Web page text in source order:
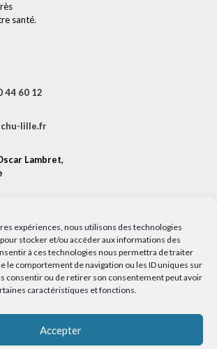
expériences, nous utilisons des technologies
stocker et/ou accéder aux informations des
à ces technologies nous permettra de traiter
le comportement de navigation ou les ID uniques sur
consentir ou de retirer son consentement peut avoir
caractéristiques et fonctions.
Accepter
santé.
44 60 12
lille.fr
Lambret,